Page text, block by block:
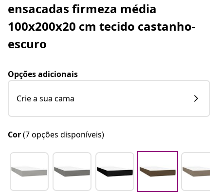
ensacadas firmeza média
100x200x20 cm tecido castanho-
escuro
Opções adicionais
Crie a sua cama
Cor(7 opções disponíveis)